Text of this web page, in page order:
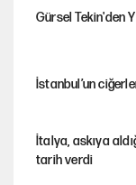
Gürsel Tekin'den
İstanbul’un
İtalya, askıya
tarih verdi